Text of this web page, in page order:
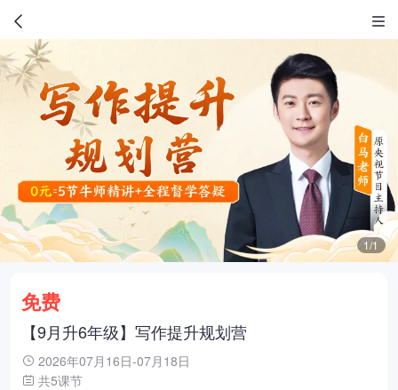
1/1
免费
【9月升6年级】写作提升规划营
2026年07月16日-07月18日
共5课节